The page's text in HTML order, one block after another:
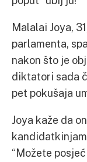
Malalai Joya,
parlamenta,
nakon što je
diktatori sada
pet pokušaja
Joya kaže da
“Možete